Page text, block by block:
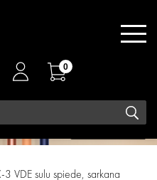
0
VDE sulu spiede, sarkana